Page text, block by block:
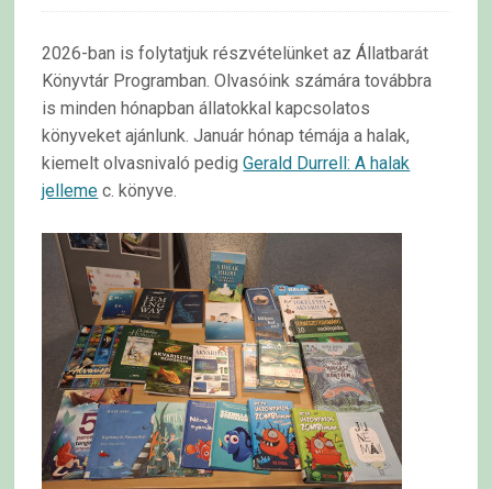
2026-ban is folytatjuk részvételünket az Állatbarát
Könyvtár Programban. Olvasóink számára továbbra
is minden hónapban állatokkal kapcsolatos
könyveket ajánlunk. Január hónap témája a halak,
kiemelt olvasnivaló pedigGerald Durrell: A halak
jelleme c. könyve.